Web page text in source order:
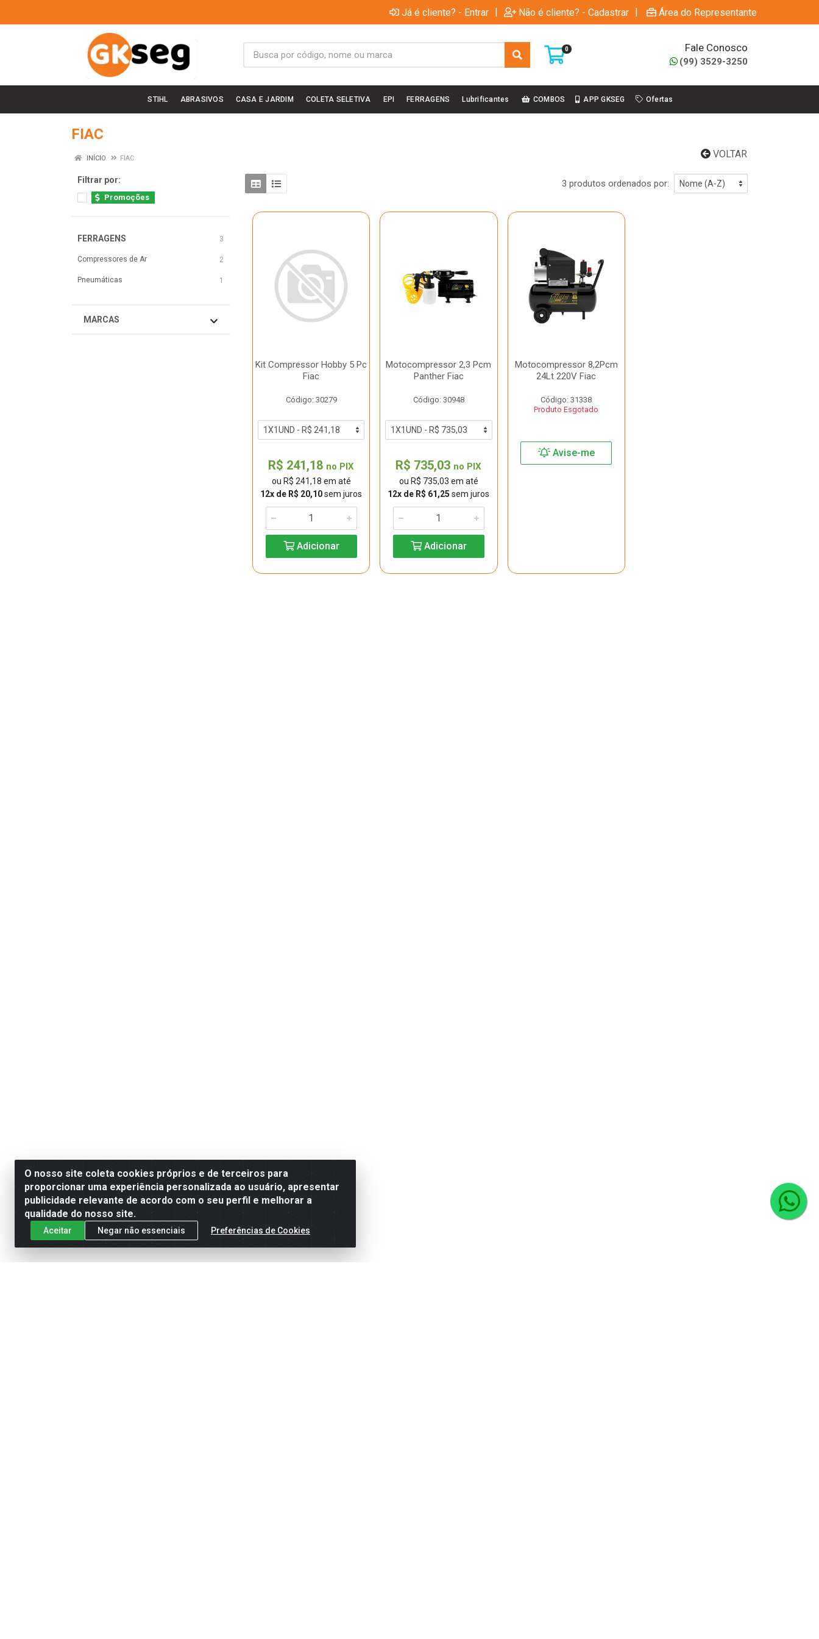
Já é cliente? - Entrar | Não é cliente? - Cadastrar | Área do Representante
0 Fale Conosco
(99) 3529-3250
STIHL ABRASIVOS CASA E JARDIM COLETA SELETIVA EPI FERRAGENS Lubrificantes COMBOS APP GKSEG Ofertas
FIAC
VOLTAR
INÍCIO FIAC
Filtrar por:
Promoções
FERRAGENS 3
Compressores de Ar 2
Pneumáticas 1
MARCAS
3 produtos ordenados por:
Kit Compressor Hobby 5 Pc
Fiac
Código: 30279
R$ 241,18 no PIX
ou R$ 241,18 em até
12x de R$ 20,10sem juros
Adicionar
Motocompressor 2,3 Pcm
Panther Fiac
Código: 30948
R$ 735,03 no PIX
ou R$ 735,03 em até
12x de R$ 61,25 sem juros
Adicionar
Motocompressor 8,2Pcm
24Lt 220V Fiac
Código: 31338
Produto Esgotado
Avise-me
O nosso site coleta cookies próprios e de terceiros para
proporcionar uma experiência personalizada ao usuário, apresentar
publicidade relevante de acordo com o seu perfil e melhorar a
qualidade do nosso site.
Aceitar Negar não essenciais Preferências de Cookies